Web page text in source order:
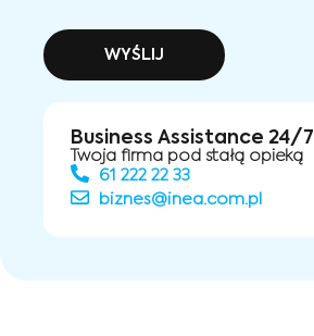
WYŚLIJ
Business Assistance 24/7
Twoja firma pod stałą opieką
61 222 22 33
biznes@inea.com.pl